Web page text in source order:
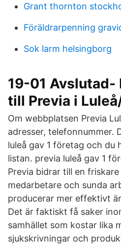
Grant thornton
Föräldrarpenning
Sok larm helsingborg
19-01 Avslutad-
till Previa i
Om webbplatsen Previa
adresser, telefonnummer.
luleå gav 1 företag och du
listan. previa luleå gav 1
Previa bidrar till en
medarbetare och sunda
producerar mer effektivt
Det är faktiskt få saker
samhället som kostar lika
sjukskrivningar och